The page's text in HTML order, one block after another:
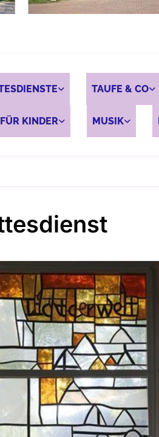
TAUFE & CO
FÜR KINDER MUSIK